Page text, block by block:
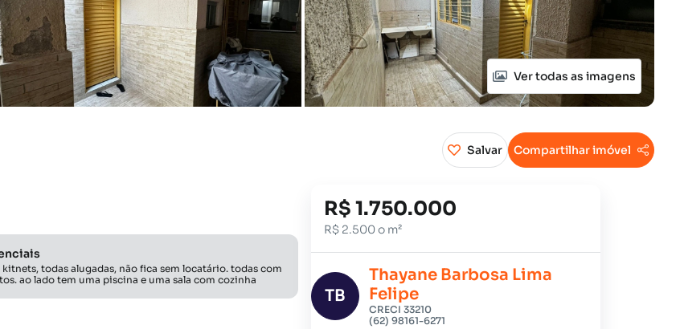
Ver todas as imagens
Salvar Compartilhar imóvel
kitnets, todas alugadas, não fica sem locatário. todas com
ao lado tem uma piscina e uma sala com cozinha
R$ 1.750.000
R$ 2.500 o m²
TB
Thayane Barbosa Lima
Felipe
CRECI 33210
(62) 98161-6271